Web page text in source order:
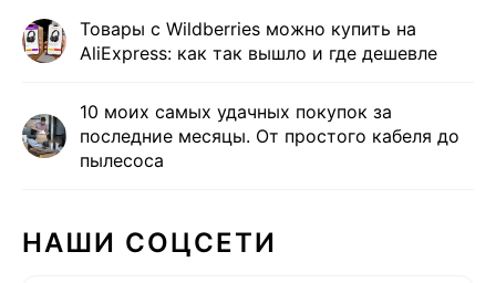
Товары с Wildberries можно купить на
AliExpress: как так вышло и где дешевле
10 моих самых удачных покупок за
последние месяцы. От простого кабеля до
пылесоса
НАШИ СОЦСЕТИ